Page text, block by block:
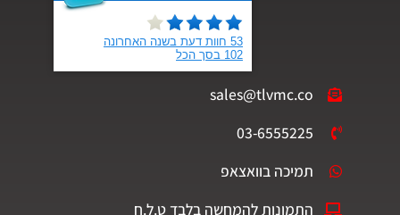
sales@tlvmc.co
03-6555225
תמיכה בוואצאפ
התמונות להמחשה בלבד ט.ל.ח